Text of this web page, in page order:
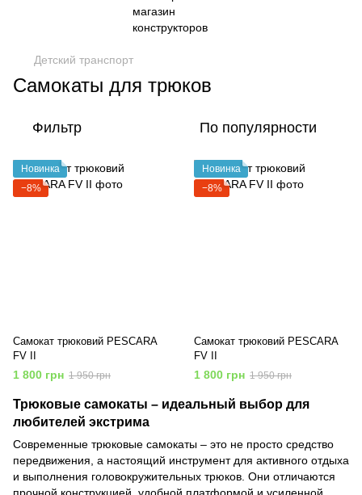
Детский транспорт
Самокаты для трюков
Фильтр По популярности
Новинка
−8%
Самокат трюковий PESCARA
FV II
1 800 грн 1 950 грн
Новинка
−8%
Самокат трюковий PESCARA
FV II
1 800 грн 1 950 грн
Трюковые самокаты – идеальный выбор для
любителей экстрима
Современные трюковые самокаты – это не просто средство
передвижения, а настоящий инструмент для активного отдыха
и выполнения головокружительных трюков. Они отличаются